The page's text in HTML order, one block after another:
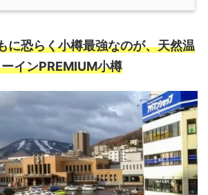
に恐らく小樽最強なのが、天然温
インPREMIUM小樽